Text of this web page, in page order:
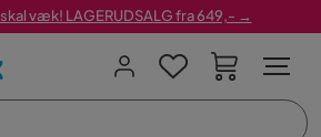
væk! LAGERUDSALG fra 649,- →